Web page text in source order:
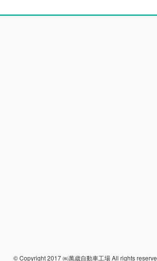
© Copyright 2017 ㈱萬歳自動車工場 All rights